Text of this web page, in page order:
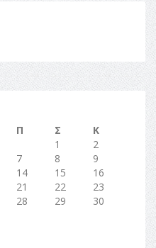
Π Σ
Κ
1
2
7 8
9
14 15
16
21 22
23
28 29
30